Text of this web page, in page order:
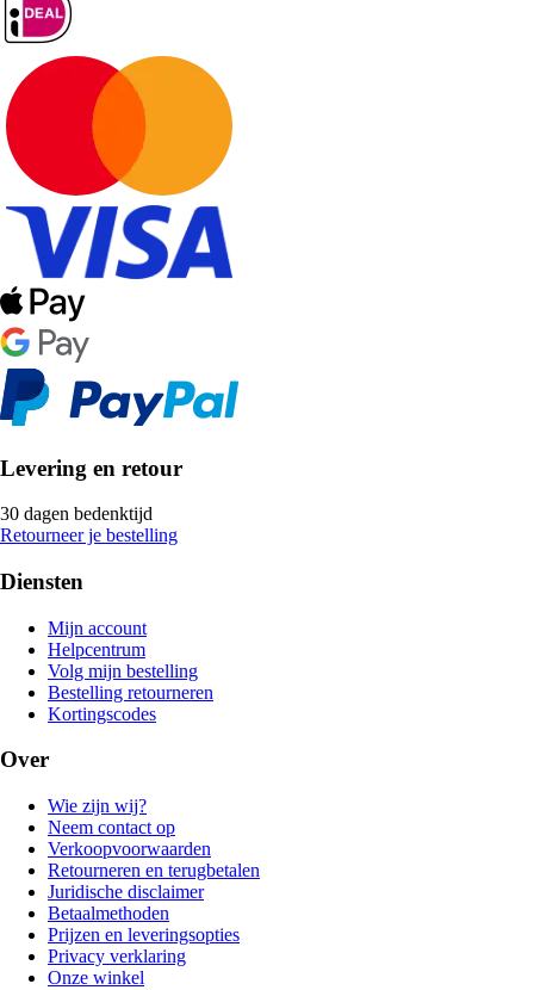
Levering en retour
30 dagen bedenktijd
Retourneer je bestelling
Diensten
Mijn account
Helpcentrum
Volg mijn bestelling
Bestelling retourneren
Kortingscodes
Over
Wie zijn wij?
Neem contact op
Verkoopvoorwaarden
Retourneren en terugbetalen
Juridische disclaimer
Betaalmethoden
Prijzen en leveringsopties
Privacy verklaring
Onze winkel